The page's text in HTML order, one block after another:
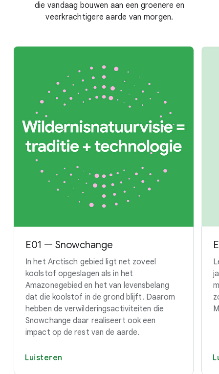
die vandaag bouwen aan een groenere en
veerkrachtigere aarde van morgen.
E01 — Snowchange
In het Arctisch gebied ligt net zoveel
koolstof opgeslagen als in het
Amazonegebied en het van levensbelang
dat die koolstof in de grond blijft. Daarom
hebben de verwilderingsactiviteiten die
Snowchange daar realiseert ook een
impact op de rest van de aarde.
Luisteren